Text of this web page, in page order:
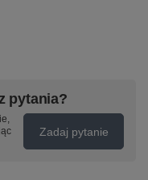
pytania?
Zadaj pytanie